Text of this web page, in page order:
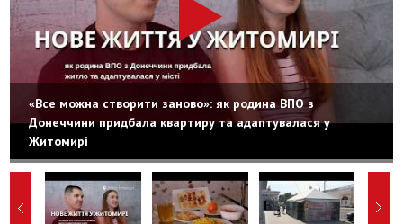
«Все можна створити заново»: як родина ВПО з
Донеччини придбала квартиру та адаптувалася у
Житомирі